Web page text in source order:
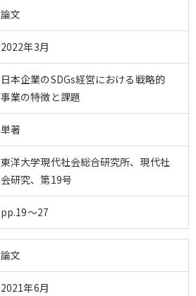
論文
2022年3月
日本企業のSDGs経営における戦略的
事業の特徴と課題
単著
東洋大学現代社会総合研究所、現代社
会研究、第19号
pp.19～27
論文
2021年6月